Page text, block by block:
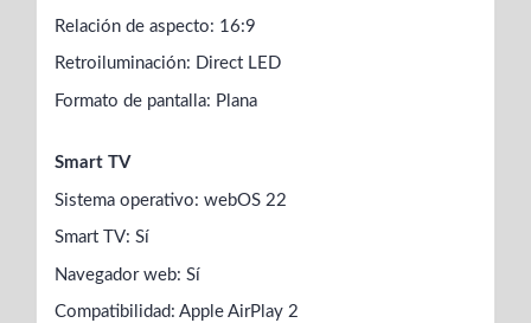
Relación de aspecto: 16:9
Retroiluminación: Direct LED
Formato de pantalla: Plana
Smart TV
Sistema operativo: webOS 22
Smart TV: Sí
Navegador web: Sí
Compatibilidad: Apple AirPlay 2